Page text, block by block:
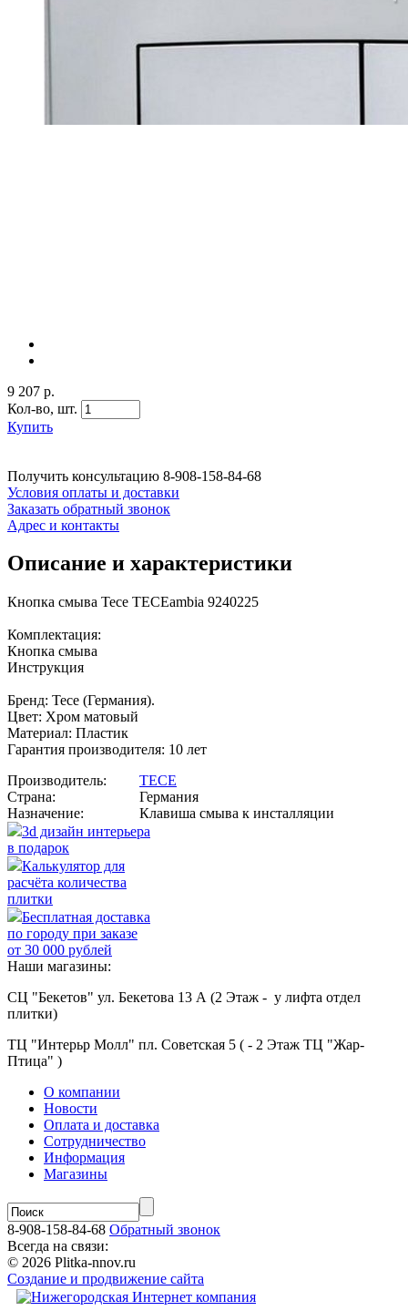
9 207 р.
Кол-во, шт.
Купить
Получить консультацию 8-908-158-84-68
Условия оплаты и доставки
Заказать обратный звонок
Адрес и контакты
Описание и характеристики
Кнопка смыва Tece TECEambia 9240225
Комплектация:
Кнопка смыва
Инструкция
Бренд: Tece (Германия).
Цвет: Хром матовый
Материал: Пластик
Гарантия производителя: 10 лет
Производитель:
TECE
Страна:
Германия
Назначение:
Клавиша смыва к инсталляции
3d дизайн интерьера
в подарок
Калькулятор для
расчёта количества
плитки
Бесплатная доставка
по городу при заказе
от 30 000 рублей
Наши магазины:
СЦ "Бекетов" ул. Бекетова 13 А (2 Этаж - у лифта отдел
плитки)
ТЦ "Интерьр Молл" пл. Советская 5 ( - 2 Этаж ТЦ "Жар-
Птица" )
О компании
Новости
Оплата и доставка
Сотрудничество
Информация
Магазины
8-908-158-84-68 Обратный звонок
Всегда на связи:
© 2026 Plitka-nnov.ru
Создание и продвижение сайта